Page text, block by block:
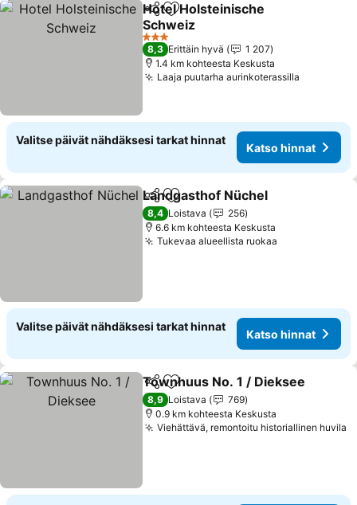
Jaa Lisää suosikkeihin
Hotel Holsteinische
Schweiz
Katso hinnat
3 Tähtiluokitus
8,3 Erittäin hyvä
1 207
1.4 km kohteesta Keskusta
Laaja puutarha aurinkoterassilla
Valitse päivät nähdäksesi tarkat hinnat
Katso hinnat
Jaa Lisää suosikkeihin
Landgasthof Nüchel
8,4 Loistava
256
6.6 km kohteesta Keskusta
Tukevaa alueellista ruokaa
Valitse päivät nähdäksesi tarkat hinnat
Katso hinnat
Jaa Lisää suosikkeihin
Townhuus No. 1 / Dieksee
8,9 Loistava
769
0.9 km kohteesta Keskusta
Viehättävä, remontoitu historiallinen huvila